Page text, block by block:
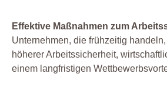
Effektive Maßnahmen zum
Unternehmen, die frühzeitig
höherer Arbeitssicherheit,
einem langfristigen